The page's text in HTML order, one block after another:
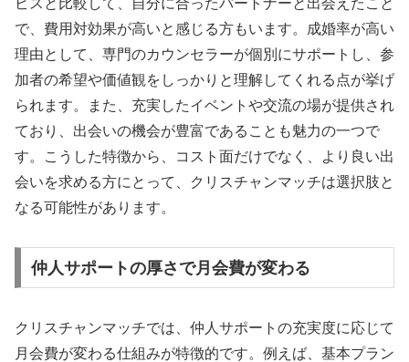
ビスと比較して、自分に合ったパートナーと出会えたこと
で、費用対効果が高いと感じる方もいます。成婚率が高い
理由として、専門のカウンセラーが個別にサポートし、参
加者の希望や価値観をしっかりと理解してくれる点が挙げ
られます。また、充実したイベントや交流の場が提供され
ており、出会いの機会が豊富であることも魅力の一つで
す。こうした特徴から、コスト面だけでなく、より良い出
会いを求める方にとって、クリスチャンマッチは選択肢と
なる可能性があります。
仲人サポートの厚さで月会費が変わる
クリスチャンマッチでは、仲人サポートの充実度に応じて
月会費が変わる仕組みが特徴的です。例えば、基本プラン